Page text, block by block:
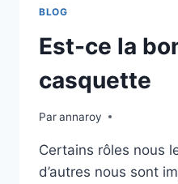
BLOG
Est-ce la
casquette
Parannaroy
Certains rôles nous
d’autres nous sont